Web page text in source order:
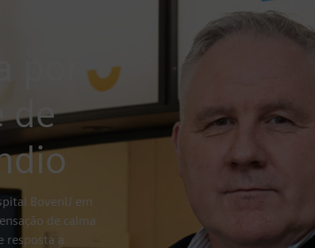
de
BovenIJ em
de calma
resposta a